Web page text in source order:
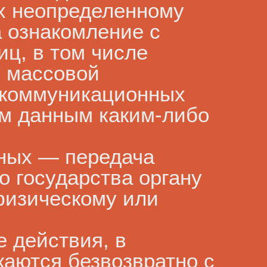
неопределенному
с
в том числе
данным каким-либо
— передача
органу
или
в
безвозвратно с